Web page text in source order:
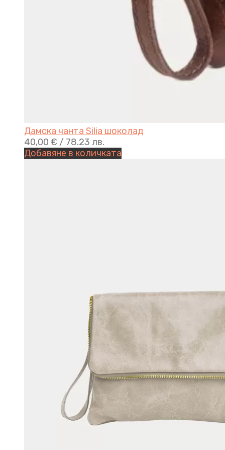
Дамска чанта Silia шоколад
40,00 € / 78.23 лв.
Добавяне в количката